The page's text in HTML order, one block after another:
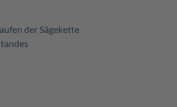
der Sägekette